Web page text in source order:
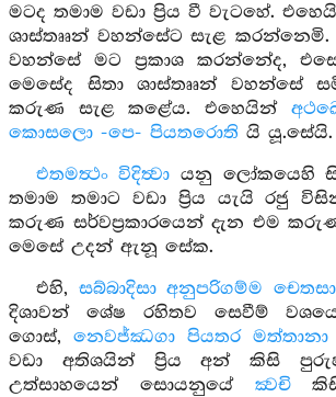
මටද තමාම වඩා ප්‍රිය වී වැටහේ.
ශාස්තෲන් වහන්සේට සැළ කරන්නෙමි.
වහන්සේ මට ප්‍රකාශ කරන්නේද,
මෙසේද සිතා ශාස්තෲන් වහන්සේ
කරුණ සැළ කළේය. එහෙයින්
කොසලො -පෙ- පියතරොති යි යූ.සේයි.
එතමත්‍ථං විදිත්‍වා යනු ලෝකයෙහි
තමාම තමාට වඩා ප්‍රිය යැයි රජු
කරුණ සර්වප්‍රකාරයෙන් දැන එම
මෙසේ උදන් ඇනූ සේක.
එහි, සබ්බාදිසා අනුපරිගම්ම චෙතසා
දිශාවන් ශේෂ රහිතව සෙවීම්
ගොස්, නෙවජ්ඣගා පියතර
වඩා අතිශයින් ප්‍රිය අන් කිසි
උත්සාහයෙන් සොයනුයේ ක්‍වචි